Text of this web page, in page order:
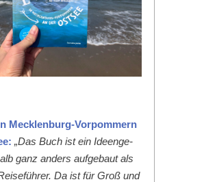
Meck­len­burg-Vor­pom­mern
„Das Buch ist ein Ideenge­
ganz anders aufge­baut als
Da ist für Groß und